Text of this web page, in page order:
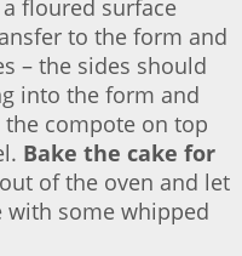
floured surface
to the form and
– the sides should
into the form and
compote on top
Bake the cake for
of the oven and let
with some whipped